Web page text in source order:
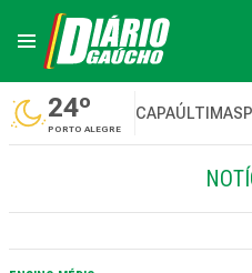
24º
PORTO ALEGRE
CAPAÚLTIMAS